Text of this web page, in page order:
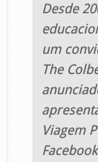
Desde
um
The
Viagem